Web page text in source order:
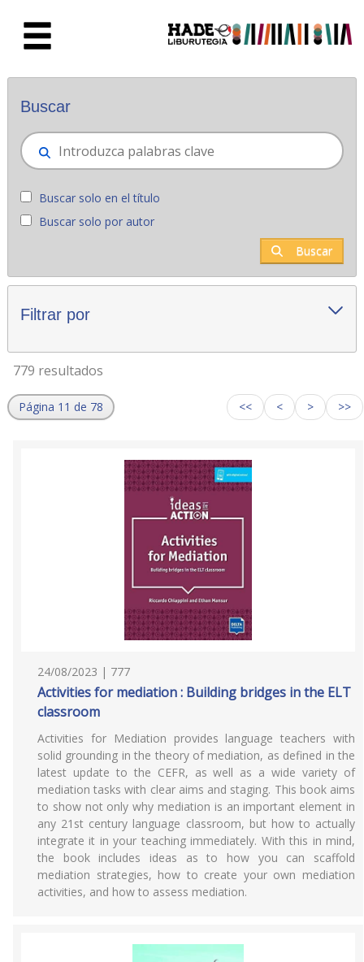
Novedades - Liburutegia
Buscar
Buscar solo en el título
Buscar solo por autor
Buscar
Filtrar por
779 resultados
Página 11 de 78 << < > >>
24/08/2023 | 777
Activities for mediation : Building bridges in the ELT
classroom
Activities for Mediation provides language teachers with
solid grounding in the theory of mediation, as defined in the
latest update to the CEFR, as well as a wide variety of
mediation tasks with clear aims and staging. This book aims
to show not only why mediation is an important element in
any 21st century language classroom, but how to actually
integrate it in your teaching immediately. With this in mind,
the book includes ideas as to how you can scaffold
mediation strategies, how to create your own mediation
activities, and how to assess mediation.